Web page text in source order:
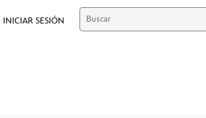
INICIAR SESIÓN